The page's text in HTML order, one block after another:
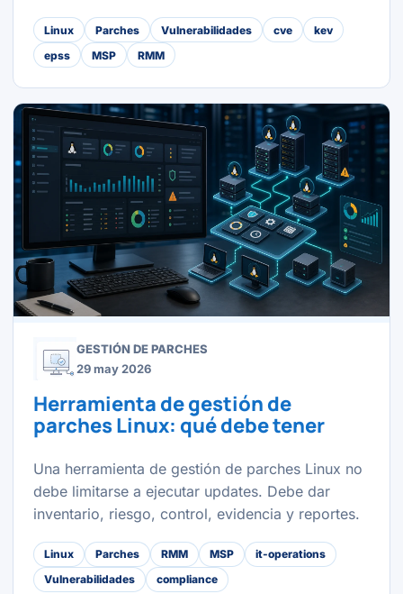
Linux Parches Vulnerabilidades cve
kev
epss
MSP RMM
GESTIÓN DE PARCHES
29 may 2026
Herramienta de gestión de
parches Linux: qué debe tener
Una herramienta de gestión de parches Linux no
debe limitarse a ejecutar updates. Debe dar
inventario, riesgo, control, evidencia y reportes.
Linux Parches RMM MSP
it-operations
Vulnerabilidades
compliance